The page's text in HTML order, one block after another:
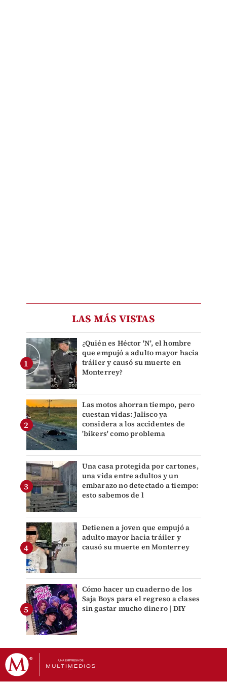
LAS MÁS VISTAS
¿Quién es Héctor 'N', el hombre
que empujó a adulto mayor hacia
tráiler y causó su muerte en
Monterrey?
Las motos ahorran tiempo, pero
cuestan vidas: Jalisco ya
considera a los accidentes de
'bikers' como problema
Una casa protegida por cartones,
una vida entre adultos y un
embarazo no detectado a tiempo:
esto sabemos de l
Detienen a joven que empujó a
adulto mayor hacia tráiler y
causó su muerte en Monterrey
Cómo hacer un cuaderno de los
Saja Boys para el regreso a clases
sin gastar mucho dinero | DIY